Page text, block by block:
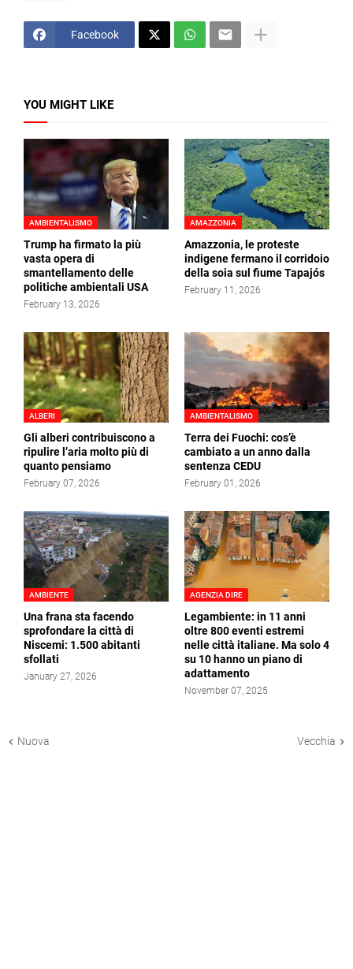
Facebook
YOU MIGHT LIKE
AMBIENTALISMO
Trump ha firmato la più
vasta opera di
smantellamento delle
politiche ambientali USA
February 13, 2026
AMAZZONIA
Amazzonia, le proteste
indigene fermano il corridoio
della soia sul fiume Tapajós
February 11, 2026
ALBERI
Gli alberi contribuiscono a
ripulire l’aria molto più di
quanto pensiamo
February 07, 2026
AMBIENTALISMO
Terra dei Fuochi: cos’è
cambiato a un anno dalla
sentenza CEDU
February 01, 2026
AMBIENTE
Una frana sta facendo
sprofondare la città di
Niscemi: 1.500 abitanti
sfollati
January 27, 2026
AGENZIA DIRE
Legambiente: in 11 anni
oltre 800 eventi estremi
nelle città italiane. Ma solo 4
su 10 hanno un piano di
adattamento
November 07, 2025
Nuova Vecchia